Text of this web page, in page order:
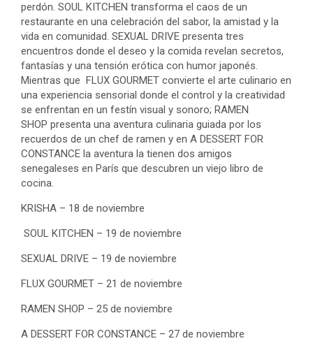
perdón. SOUL KITCHEN transforma el caos de un
restaurante en una celebración del sabor, la amistad y la
vida en comunidad. SEXUAL DRIVE presenta tres
encuentros donde el deseo y la comida revelan secretos,
fantasías y una tensión erótica con humor japonés.
Mientras que ​ FLUX GOURMET convierte el arte culinario en
una experiencia sensorial donde el control y la creatividad
se enfrentan en un festín visual y sonoro; RAMEN
SHOP presenta una aventura culinaria guiada por los
recuerdos de un chef de ramen y en A DESSERT FOR
CONSTANCE la aventura la tienen dos amigos
senegaleses en París que descubren un viejo libro de
cocina.
KRISHA – 18 de noviembre
SOUL KITCHEN – 19 de noviembre
SEXUAL DRIVE – 19 de noviembre
FLUX GOURMET – 21 de noviembre
RAMEN SHOP – 25 de noviembre
A DESSERT FOR CONSTANCE – 27 de noviembre